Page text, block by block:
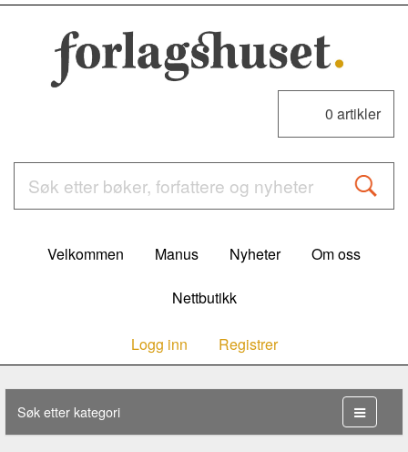
0 artikler
Velkommen Manus Nyheter Om oss
Nettbutikk
Logg inn Registrer
Søk etter kategori